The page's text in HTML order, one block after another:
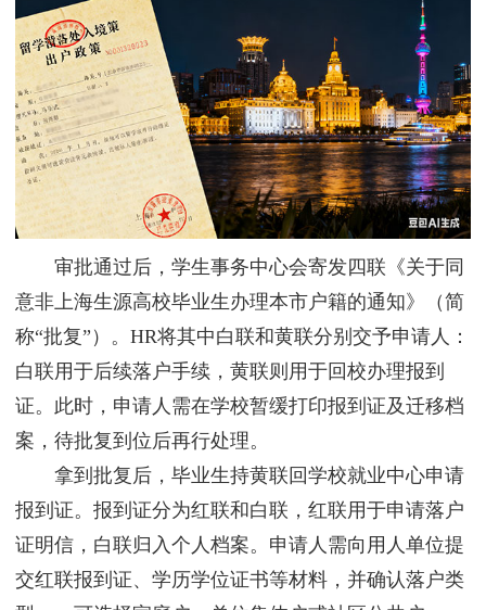
联
系
我
们
审批通过后，学生事务中心会寄发四联《关于同
意非上海生源高校毕业生办理本市户籍的通知》（简
称“批复”）。HR将其中白联和黄联分别交予申请人：
白联用于后续落户手续，黄联则用于回校办理报到
证。此时，申请人需在学校暂缓打印报到证及迁移档
案，待批复到位后再行处理。
拿到批复后，毕业生持黄联回学校就业中心申请
报到证。报到证分为红联和白联，红联用于申请落户
证明信，白联归入个人档案。申请人需向用人单位提
交红联报到证、学历学位证书等材料，并确认落户类